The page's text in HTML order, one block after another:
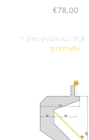
€78,00
* Bez podatku Wył.
przesyłki